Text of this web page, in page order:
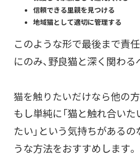
信頼できる里親を見つける
地域猫として適切に管理する
このような形で最後まで責
にのみ、野良猫と深く関わる
猫を触りたいだけなら他の
もし単純に「猫と触れ合いた
たい」という気持ちがあるの
うな方法をおすすめします。